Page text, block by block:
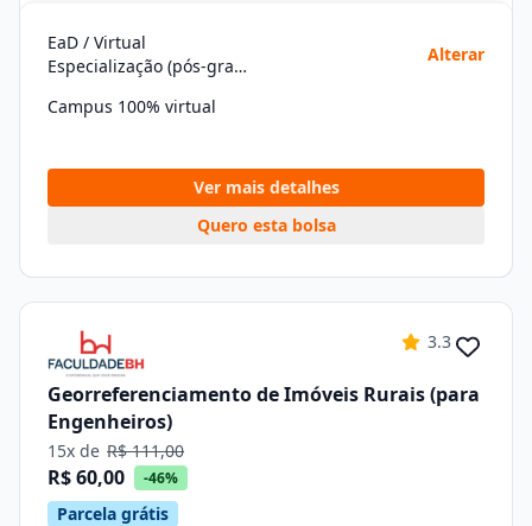
EaD / Virtual
Especialização (pós-graduação)
Alterar
Campus 100% virtual
Ver mais detalhes
Quero esta bolsa
3.3
Georreferenciamento de Imóveis Rurais (para
Engenheiros)
15x de R$ 111,00
R$ 60,00 -46%
Parcela grátis